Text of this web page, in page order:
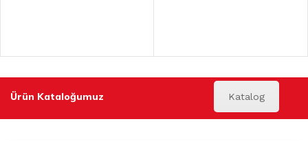
Ürün Kataloğumuz Katalog